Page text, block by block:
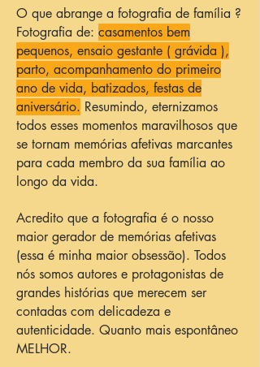
O que abrange a fotografia de família ?
Fotografia de: casamentos bem
pequenos, ensaio gestante ( grávida ),
parto, acompanhamento do primeiro
ano de vida, batizados, festas de
aniversário. Resumindo, eternizamos
todos esses momentos maravilhosos que
se tornam memórias afetivas marcantes
para cada membro da sua família ao
longo da vida.
Acredito que a fotografia é o nosso
maior gerador de memórias afetivas
(essa é minha maior obsessão). Todos
nós somos autores e protagonistas de
grandes histórias que merecem ser
contadas com delicadeza e
autenticidade. Quanto mais espontâneo
MELHOR.